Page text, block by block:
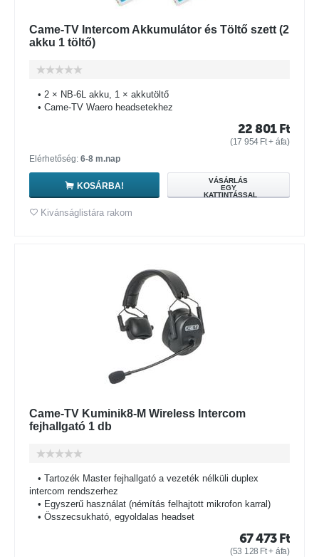
Came-TV Intercom Akkumulátor és Töltő szett (2
akku 1 töltő)
• 2 × NB-6L akku, 1 × akkutöltő
• Came-TV Waero headsetekhez
22 801 Ft
(17 954 Ft+ áfa)
Elérhetőség: 6-8 m.nap
KOSÁRBA!
VÁSÁRLÁS
EGY
KATTINTÁSSAL
Kivánságlistára rakom
Came-TV Kuminik8-M Wireless Intercom
fejhallgató 1 db
• Tartozék Master fejhallgató a vezeték nélküli duplex
intercom rendszerhez
• Egyszerű használat (némítás felhajtott mikrofon karral)
• Összecsukható, egyoldalas headset
67 473 Ft
(53 128 Ft+ áfa)